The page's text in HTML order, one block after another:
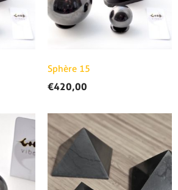
Sphère 15
€420,00